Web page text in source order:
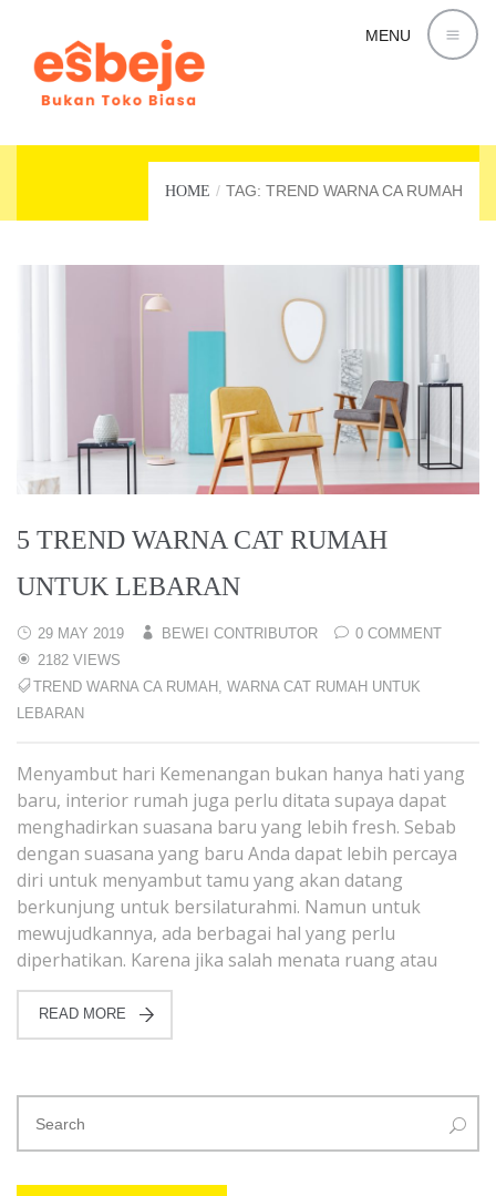
MENU
HOME TAG: TREND WARNA CA RUMAH
5 TREND WARNA CAT RUMAH
UNTUK LEBARAN
29 MAY 2019 BEWEI CONTRIBUTOR
0 COMMENT
2182 VIEWS
TREND WARNA CA RUMAH WARNA CAT RUMAH UNTUK
LEBARAN
Menyambut hari Kemenangan bukan hanya hati yang
baru, interior rumah juga perlu ditata supaya dapat
menghadirkan suasana baru yang lebih fresh. Sebab
dengan suasana yang baru Anda dapat lebih percaya
diri untuk menyambut tamu yang akan datang
berkunjung untuk bersilaturahmi. Namun untuk
mewujudkannya, ada berbagai hal yang perlu
diperhatikan. Karena jika salah menata ruang atau
READ MORE